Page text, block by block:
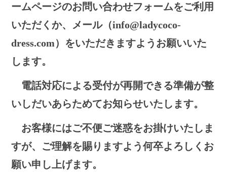
ームページのお問い合わせフォームをご利用
いただくか、メール（info@ladycoco-
dress.com）をいただきますようお願いいた
します。
電話対応による受付が再開できる準備が整
いしだいあらためてお知らせいたします。
お客様にはご不便ご迷惑をお掛けいたしま
すが、ご理解を賜りますよう何卒よろしくお
願い申し上げます。